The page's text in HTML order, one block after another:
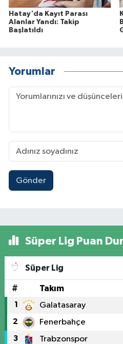
Hatay'da Kayıt Parası
Alanlar Yandı: Takip
Başlatıldı
Yorumlar
Gönder
Süper Lig Puan
Süper Lig
# Takım
1 Galatasaray
2 Fenerbahçe
3 Trabzonspor